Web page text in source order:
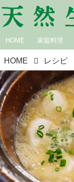
HOME 家庭料理
HOME レシピ